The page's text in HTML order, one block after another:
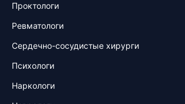
Проктологи
Ревматологи
Сердечно-сосудистые хирурги
Психологи
Наркологи